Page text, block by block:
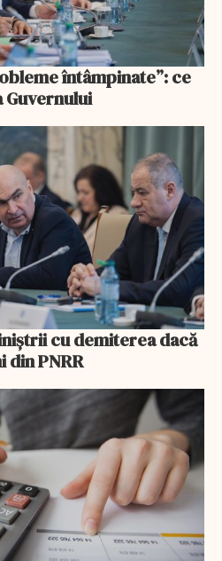
întâmpinate”: ce
cu demiterea dacă
din PNRR